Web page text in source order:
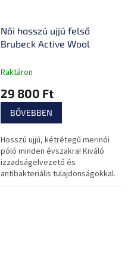
Női hosszú ujjú felső
Brubeck Active Wool
Raktáron
29 800 Ft
BŐVEBBEN
Hosszú ujjú, kétrétegű merinói
póló minden évszakra! Kiváló
izzadságelvezető és
antibakteriális tulajdonságokkal.